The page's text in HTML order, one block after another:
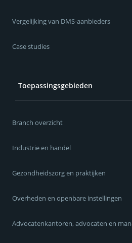
Vergelijking van DMS-aanbieders
Case studies
Toepassingsgebieden
Branch overzicht
Industrie en handel
Gezondheidszorg en praktijken
Overheden en openbare instellingen
Advocatenkantoren, advocaten en